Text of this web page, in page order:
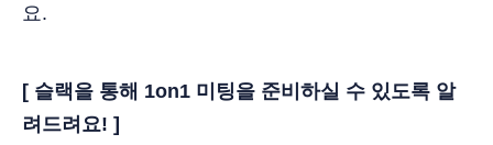
요.
[ 슬랙을 통해 1on1 미팅을 준비하실 수 있도록 알
려드려요! ]